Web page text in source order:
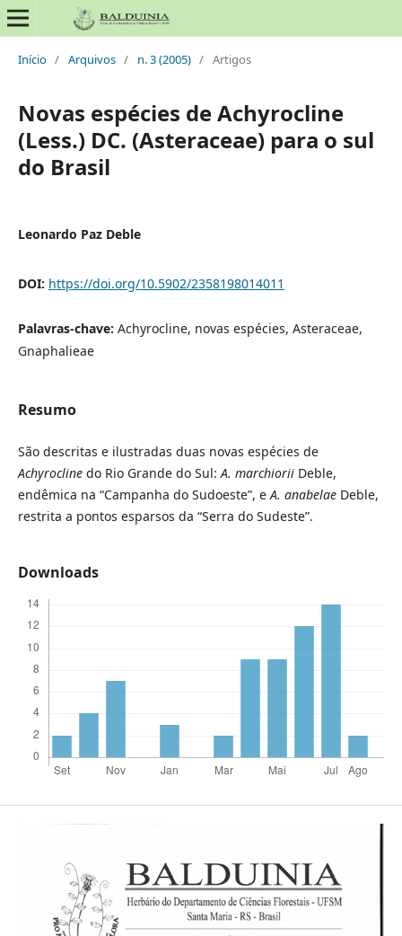
Início / Arquivos / n. 3 (2005) / Artigos
Novas espécies de Achyrocline
(Less.) DC. (Asteraceae) para o sul
do Brasil
Leonardo Paz Deble
DOI: https://doi.org/10.5902/2358198014011
Palavras-chave: Achyrocline, novas espécies, Asteraceae,
Gnaphalieae
Resumo
São descritas e ilustradas duas novas espécies de
Achyroclinedo Rio Grande do Sul:A. marchioriiDeble,
endêmica na “Campanha do Sudoeste”, eA. anabelaeDeble,
restrita a pontos esparsos da “Serra do Sudeste”.
Downloads